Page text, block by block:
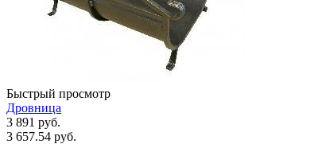
Быстрый просмотр
Дровница
3 891 руб.
3 657.54 руб.